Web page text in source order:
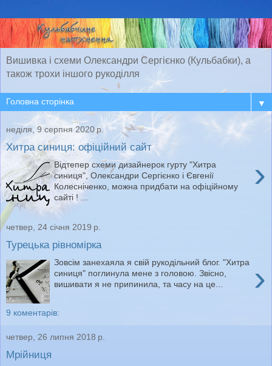
Вишивка і схеми Олександри Сергієнко (Кульбабки), а
також трохи іншого рукоділля
▼
неділя, 9 серпня 2020 р.
Хитра синиця: офіційний сайт
›
Відтепер схеми дизайнерок гурту "Хитра
синиця", Олександри Сергієнко і Євгенії
Колесніченко, можна придбати на офіційному
сайті ! ...
четвер, 24 січня 2019 р.
Турецька рівномірка
›
Зовсім занехаяла я свій рукодільний блог. "Хитра
синиця" поглинула мене з головою. Звісно,
вишивати я не припинила, та часу на це...
9 коментарів:
четвер, 26 липня 2018 р.
Мрійниця